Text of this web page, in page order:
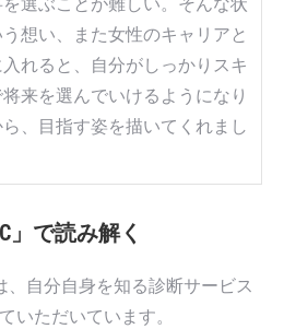
を選ぶことが難しい。そんな状
想い、また女性のキャリアと
れると、自分がしっかりスキ
来を選んでいけるようになり
、目指す姿を描いてくれまし
」で読み解く
自分自身を知る診断サービス
いただいています。